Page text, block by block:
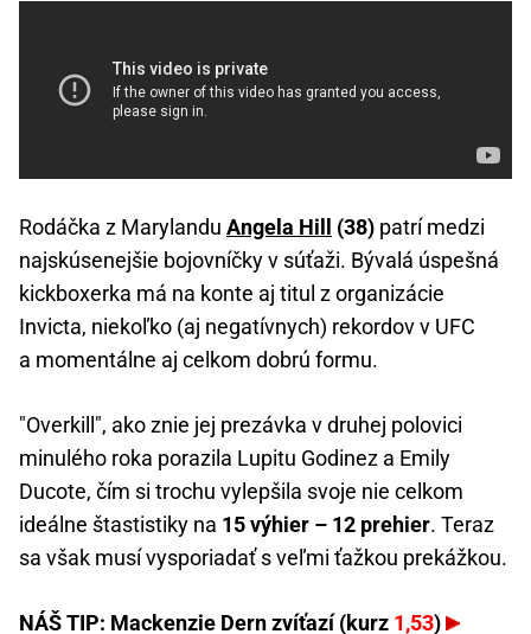
Rodáčka z Marylandu Angela Hill (38) patrí medzi
najskúsenejšie bojovníčky v súťaži. Bývalá úspešná
kickboxerka má na konte aj titul z organizácie
Invicta, niekoľko (aj negatívnych) rekordov v UFC
a momentálne aj celkom dobrú formu.
"Overkill", ako znie jej prezávka v druhej polovici
minulého roka porazila Lupitu Godinez a Emily
Ducote, čím si trochu vylepšila svoje nie celkom
ideálne štastistiky na 15 výhier – 12 prehier. Teraz
sa však musí vysporiadať s veľmi ťažkou prekážkou.
NÁŠ TIP: Mackenzie Dern zvíťazí (kurz 1,53)